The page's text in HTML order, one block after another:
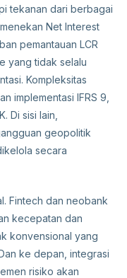
tekanan dari berbagai
Net Interest
pemantauan LCR
yang tidak selalu
Kompleksitas
implementasi IFRS 9,
Di sisi lain,
geopolitik
secara
Fintech dan neobank
kecepatan dan
konvensional yang
ke depan, integrasi
risiko akan